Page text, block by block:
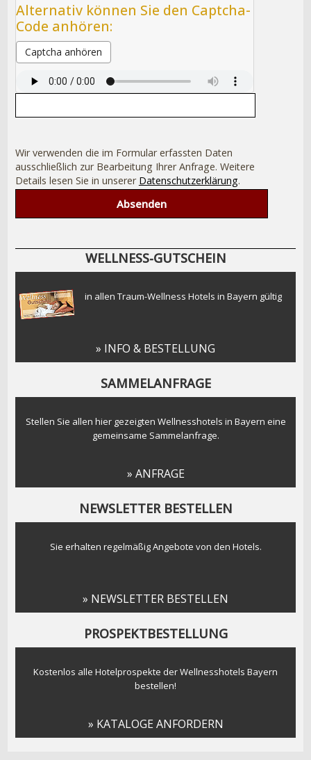
WELLNESS-GUTSCHEIN
in allen Traum-Wellness Hotels in Bayern gültig
» INFO & BESTELLUNG
SAMMELANFRAGE
Stellen Sie allen hier gezeigten Wellnesshotels in Bayern eine
gemeinsame Sammelanfrage.
» ANFRAGE
NEWSLETTER BESTELLEN
Sie erhalten regelmäßig Angebote von den Hotels.
» NEWSLETTER BESTELLEN
PROSPEKTBESTELLUNG
Kostenlos alle Hotelprospekte der Wellnesshotels Bayern
bestellen!
» KATALOGE ANFORDERN
Alternativ können Sie den Captcha-
Code anhören:
Captcha anhören
Wir verwenden die im Formular erfassten Daten
ausschließlich zur Bearbeitung Ihrer Anfrage. Weitere
Details lesen Sie in unserer Datenschutzerklärung.